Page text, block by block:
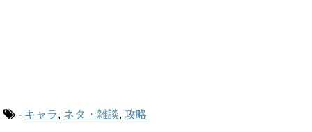
- キャラ, ネタ・雑談, 攻略